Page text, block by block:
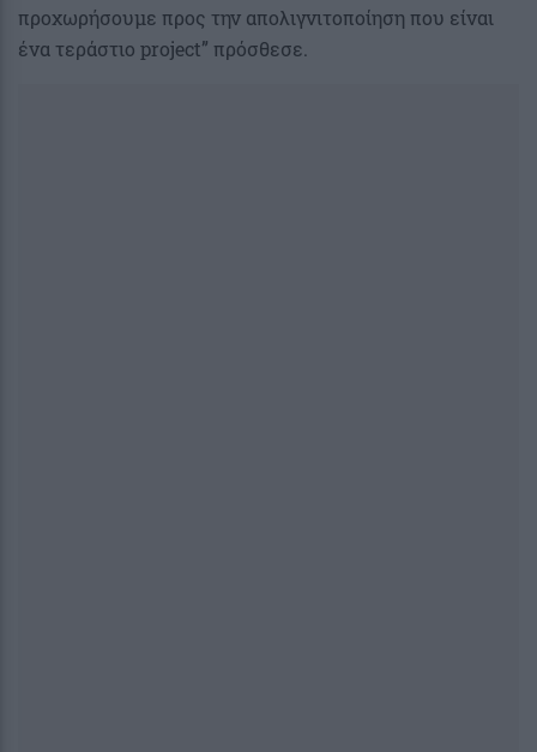
προχωρήσουμε προς την απολιγνιτοποίηση που είναι
ένα τεράστιο project” πρόσθεσε.